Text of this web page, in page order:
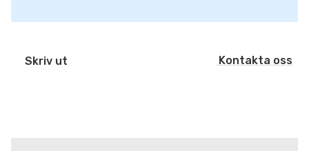
Skriv ut Kontakta oss